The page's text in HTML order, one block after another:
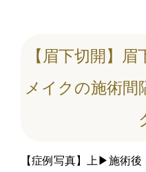
【眉下切開】
メイクの施術間
【症例写真】上▶︎施術